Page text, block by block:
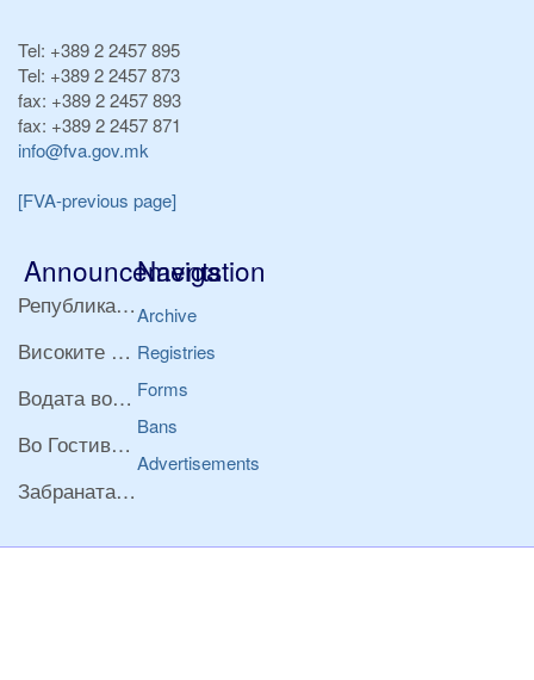
Tel: +389 2 2457 895
Tel: +389 2 2457 873
fax: +389 2 2457 893
fax: +389 2 2457 871
info@fva.gov.mk
[FVA-previous page]
Announcements
Република Бугарија ги засили официјалните контроли при увоз на свежо овошје и зеленчук
Високите температури ризик од труење со храна, опасни се и за животните
Водата во Гостивар може да се користи како техничка, продолжува испораката на флаширана вода
Во Гостивар спроведени 70 вонредни контроли
Забраната за водата во Гостивар останува на сила, операторите да користат само технички безбедна вода
Navigation
Archive
Registries
Forms
Bans
Advertisements